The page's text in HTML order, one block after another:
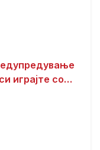
играјте со